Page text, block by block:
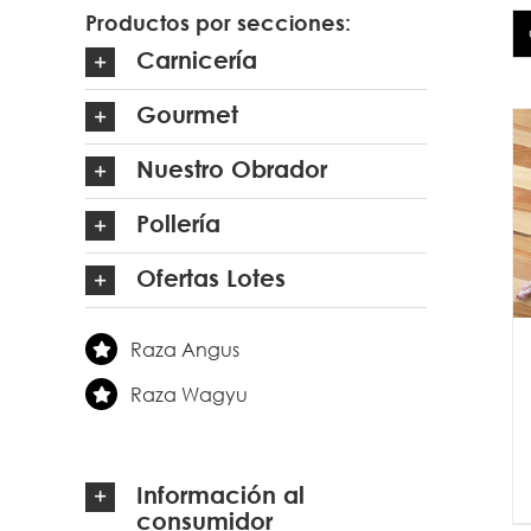
Productos por secciones:
Carnicería
Gourmet
Nuestro Obrador
Pollería
Ofertas Lotes
Raza Angus
Raza Wagyu
Información al
consumidor